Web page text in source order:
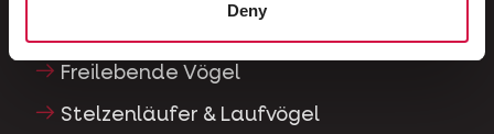
Deny
Freilebende Vögel
Stelzenläufer & Laufvögel